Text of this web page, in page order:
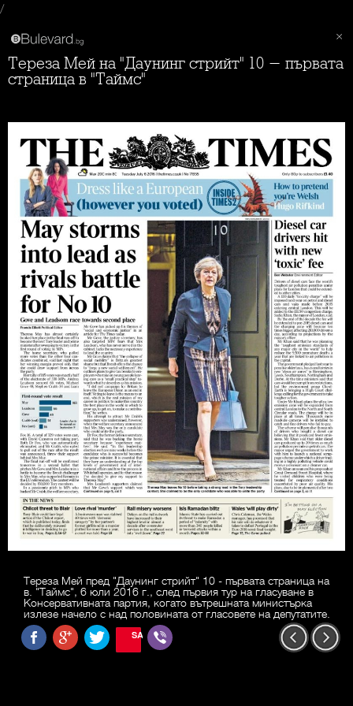
/
Тереза Мей на "Даунинг стрийт" 10 - първата
страница в "Таймс"
Тереза Мей пред "Даунинг стрийт" 10 - първата страница на
в. "Таймс", 6 юли 2016 г., след първия тур на гласуване в
Консервативната партия, когато вътрешната министърка
излезе начело с над половината от гласовете на депутатите.
SAVE